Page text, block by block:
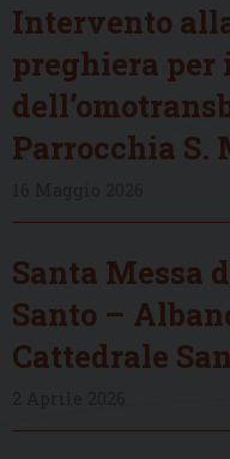
Intervento
preghiera per
Parrocchia S.
Santa Messa
Santo –
Cattedrale